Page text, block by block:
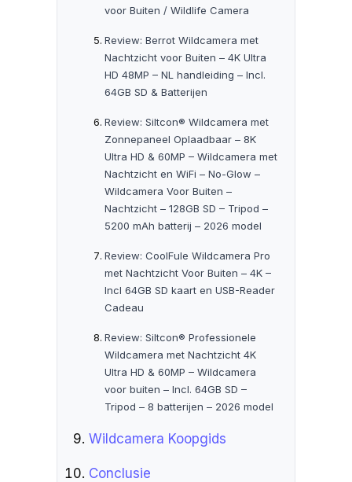
voor Buiten / Wildlife Camera
Review: Berrot Wildcamera met
Nachtzicht voor Buiten – 4K Ultra
HD 48MP – NL handleiding – Incl.
64GB SD & Batterijen
Review: Siltcon® Wildcamera met
Zonnepaneel Oplaadbaar – 8K
Ultra HD & 60MP – Wildcamera met
Nachtzicht en WiFi – No-Glow –
Wildcamera Voor Buiten –
Nachtzicht – 128GB SD – Tripod –
5200 mAh batterij – 2026 model
Review: CoolFule Wildcamera Pro
met Nachtzicht Voor Buiten – 4K –
Incl 64GB SD kaart en USB-Reader
Cadeau
Review: Siltcon® Professionele
Wildcamera met Nachtzicht 4K
Ultra HD & 60MP – Wildcamera
voor buiten – Incl. 64GB SD –
Tripod – 8 batterijen – 2026 model
Wildcamera Koopgids
Conclusie